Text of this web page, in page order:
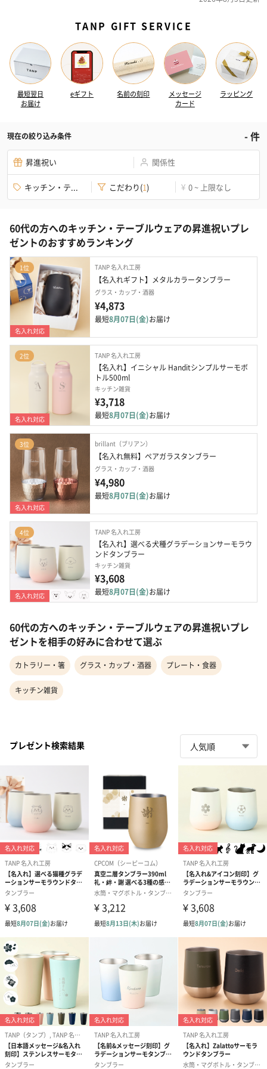
TANP GIFT SERVICE
最短翌日
お届け
eギフト 名前の刻印
メッセージ
カード
ラッピング
現在の絞り込み条件 -件
昇進祝い 関係性
キッチン・テ... こだわり(1) ¥ 0 ~ 上限なし
60代の方へのキッチン・テーブルウェアの昇進祝いプレ
ゼントのおすすめランキング
1位
名入れ対応
TANP 名入れ工房
【名入れギフト】メタルカラータンブラー
グラス・カップ・酒器
¥4,873
最短8月07日(金)お届け
2位
名入れ対応
TANP 名入れ工房
【名入れ】イニシャル Handitシンプルサーモボ
トル500ml
キッチン雑貨
¥3,718
最短8月07日(金)お届け
3位
名入れ対応
brillant（ブリアン）
【名入れ無料】ペアガラスタンブラー
グラス・カップ・酒器
¥4,980
最短8月07日(金)お届け
4位
名入れ対応
TANP 名入れ工房
【名入れ】選べる犬種グラデーションサーモラウ
ンドタンブラー
キッチン雑貨
¥3,608
最短8月07日(金)お届け
60代の方へのキッチン・テーブルウェアの昇進祝いプレ
ゼントを相手の好みに合わせて選ぶ
カトラリー・箸 グラス・カップ・酒器 プレート・食器
キッチン雑貨
プレゼント検索結果